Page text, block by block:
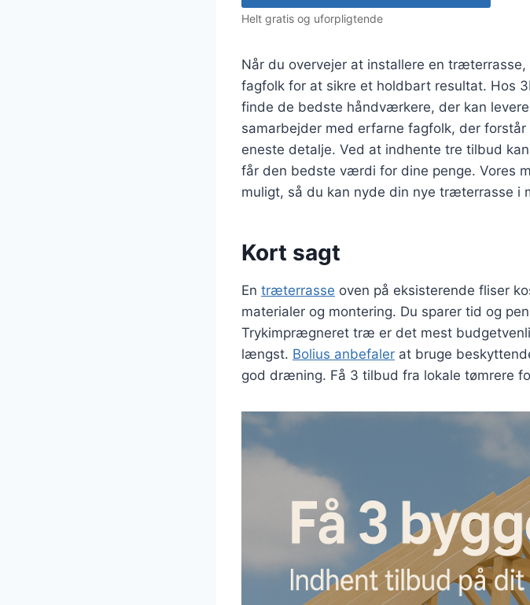
Helt gratis og uforpligtende
Når du overvejer at installere en
fagfolk for at sikre et holdbart resultat. Hos
finde de bedste håndværkere, der kan
samarbejder med erfarne fagfolk, der
eneste detalje. Ved at indhente tre tilbud
får den bedste værdi for dine penge. Vores
muligt, så du kan nyde din nye træterrasse i
Kort sagt
En træterrasse oven på eksisterende fliser
materialer og montering. Du sparer tid og
Trykimprægneret træ er det mest
længst. Bolius anbefaler at bruge
god dræning. Få 3 tilbud fra lokale tømrere